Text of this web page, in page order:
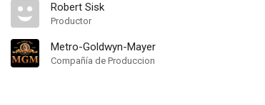
Robert Sisk
Productor
Metro-Goldwyn-Mayer
Compañía de Produccion